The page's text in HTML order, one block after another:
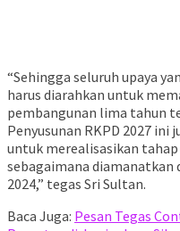
“Sehingga seluruh upaya
harus diarahkan untuk
pembangunan lima tahun
Penyusunan RKPD 2027 ini
untuk merealisasikan tahap
sebagaimana diamanatkan
2024,” tegas Sri Sultan.
Baca Juga: Pesan Tegas